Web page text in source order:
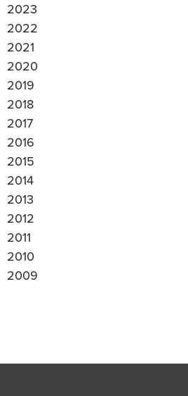
2023
2022
2021
2020
2019
2018
2017
2016
2015
2014
2013
2012
2011
2010
2009